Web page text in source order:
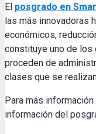
El posgrado en
las más innovadoras
económicos,
constituye uno de los
proceden de
clases que se
Para más
información del